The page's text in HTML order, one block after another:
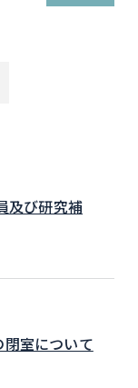
及び研究補
室について